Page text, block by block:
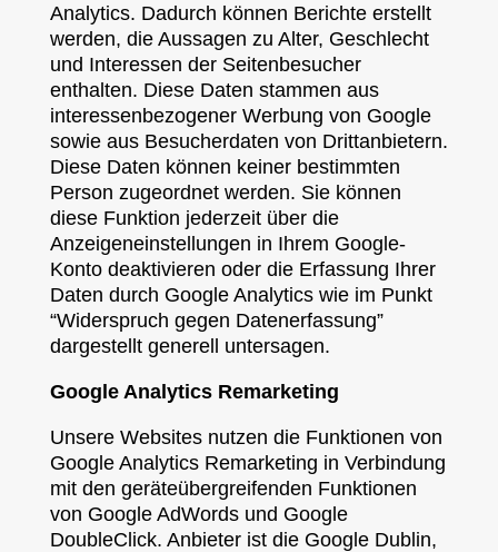
Analytics. Dadurch können Berichte erstellt
werden, die Aussagen zu Alter, Geschlecht
und Interessen der Seitenbesucher
enthalten. Diese Daten stammen aus
interessenbezogener Werbung von Google
sowie aus Besucherdaten von Drittanbietern.
Diese Daten können keiner bestimmten
Person zugeordnet werden. Sie können
diese Funktion jederzeit über die
Anzeigeneinstellungen in Ihrem Google-
Konto deaktivieren oder die Erfassung Ihrer
Daten durch Google Analytics wie im Punkt
“Widerspruch gegen Datenerfassung”
dargestellt generell untersagen.
Google Analytics Remarketing
Unsere Websites nutzen die Funktionen von
Google Analytics Remarketing in Verbindung
mit den geräteübergreifenden Funktionen
von Google AdWords und Google
DoubleClick. Anbieter ist die Google Dublin,